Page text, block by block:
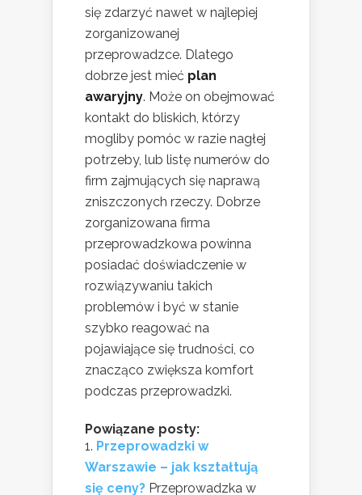
się zdarzyć nawet w najlepiej
zorganizowanej
przeprowadzce. Dlatego
dobrze jest mieć plan
awaryjny. Może on obejmować
kontakt do bliskich, którzy
mogliby pomóc w razie nagłej
potrzeby, lub listę numerów do
firm zajmujących się naprawą
zniszczonych rzeczy. Dobrze
zorganizowana firma
przeprowadzkowa powinna
posiadać doświadczenie w
rozwiązywaniu takich
problemów i być w stanie
szybko reagować na
pojawiające się trudności, co
znacząco zwiększa komfort
podczas przeprowadzki.
Powiązane posty:
Przeprowadzki w
Warszawie – jak kształtują
się ceny? Przeprowadzka w